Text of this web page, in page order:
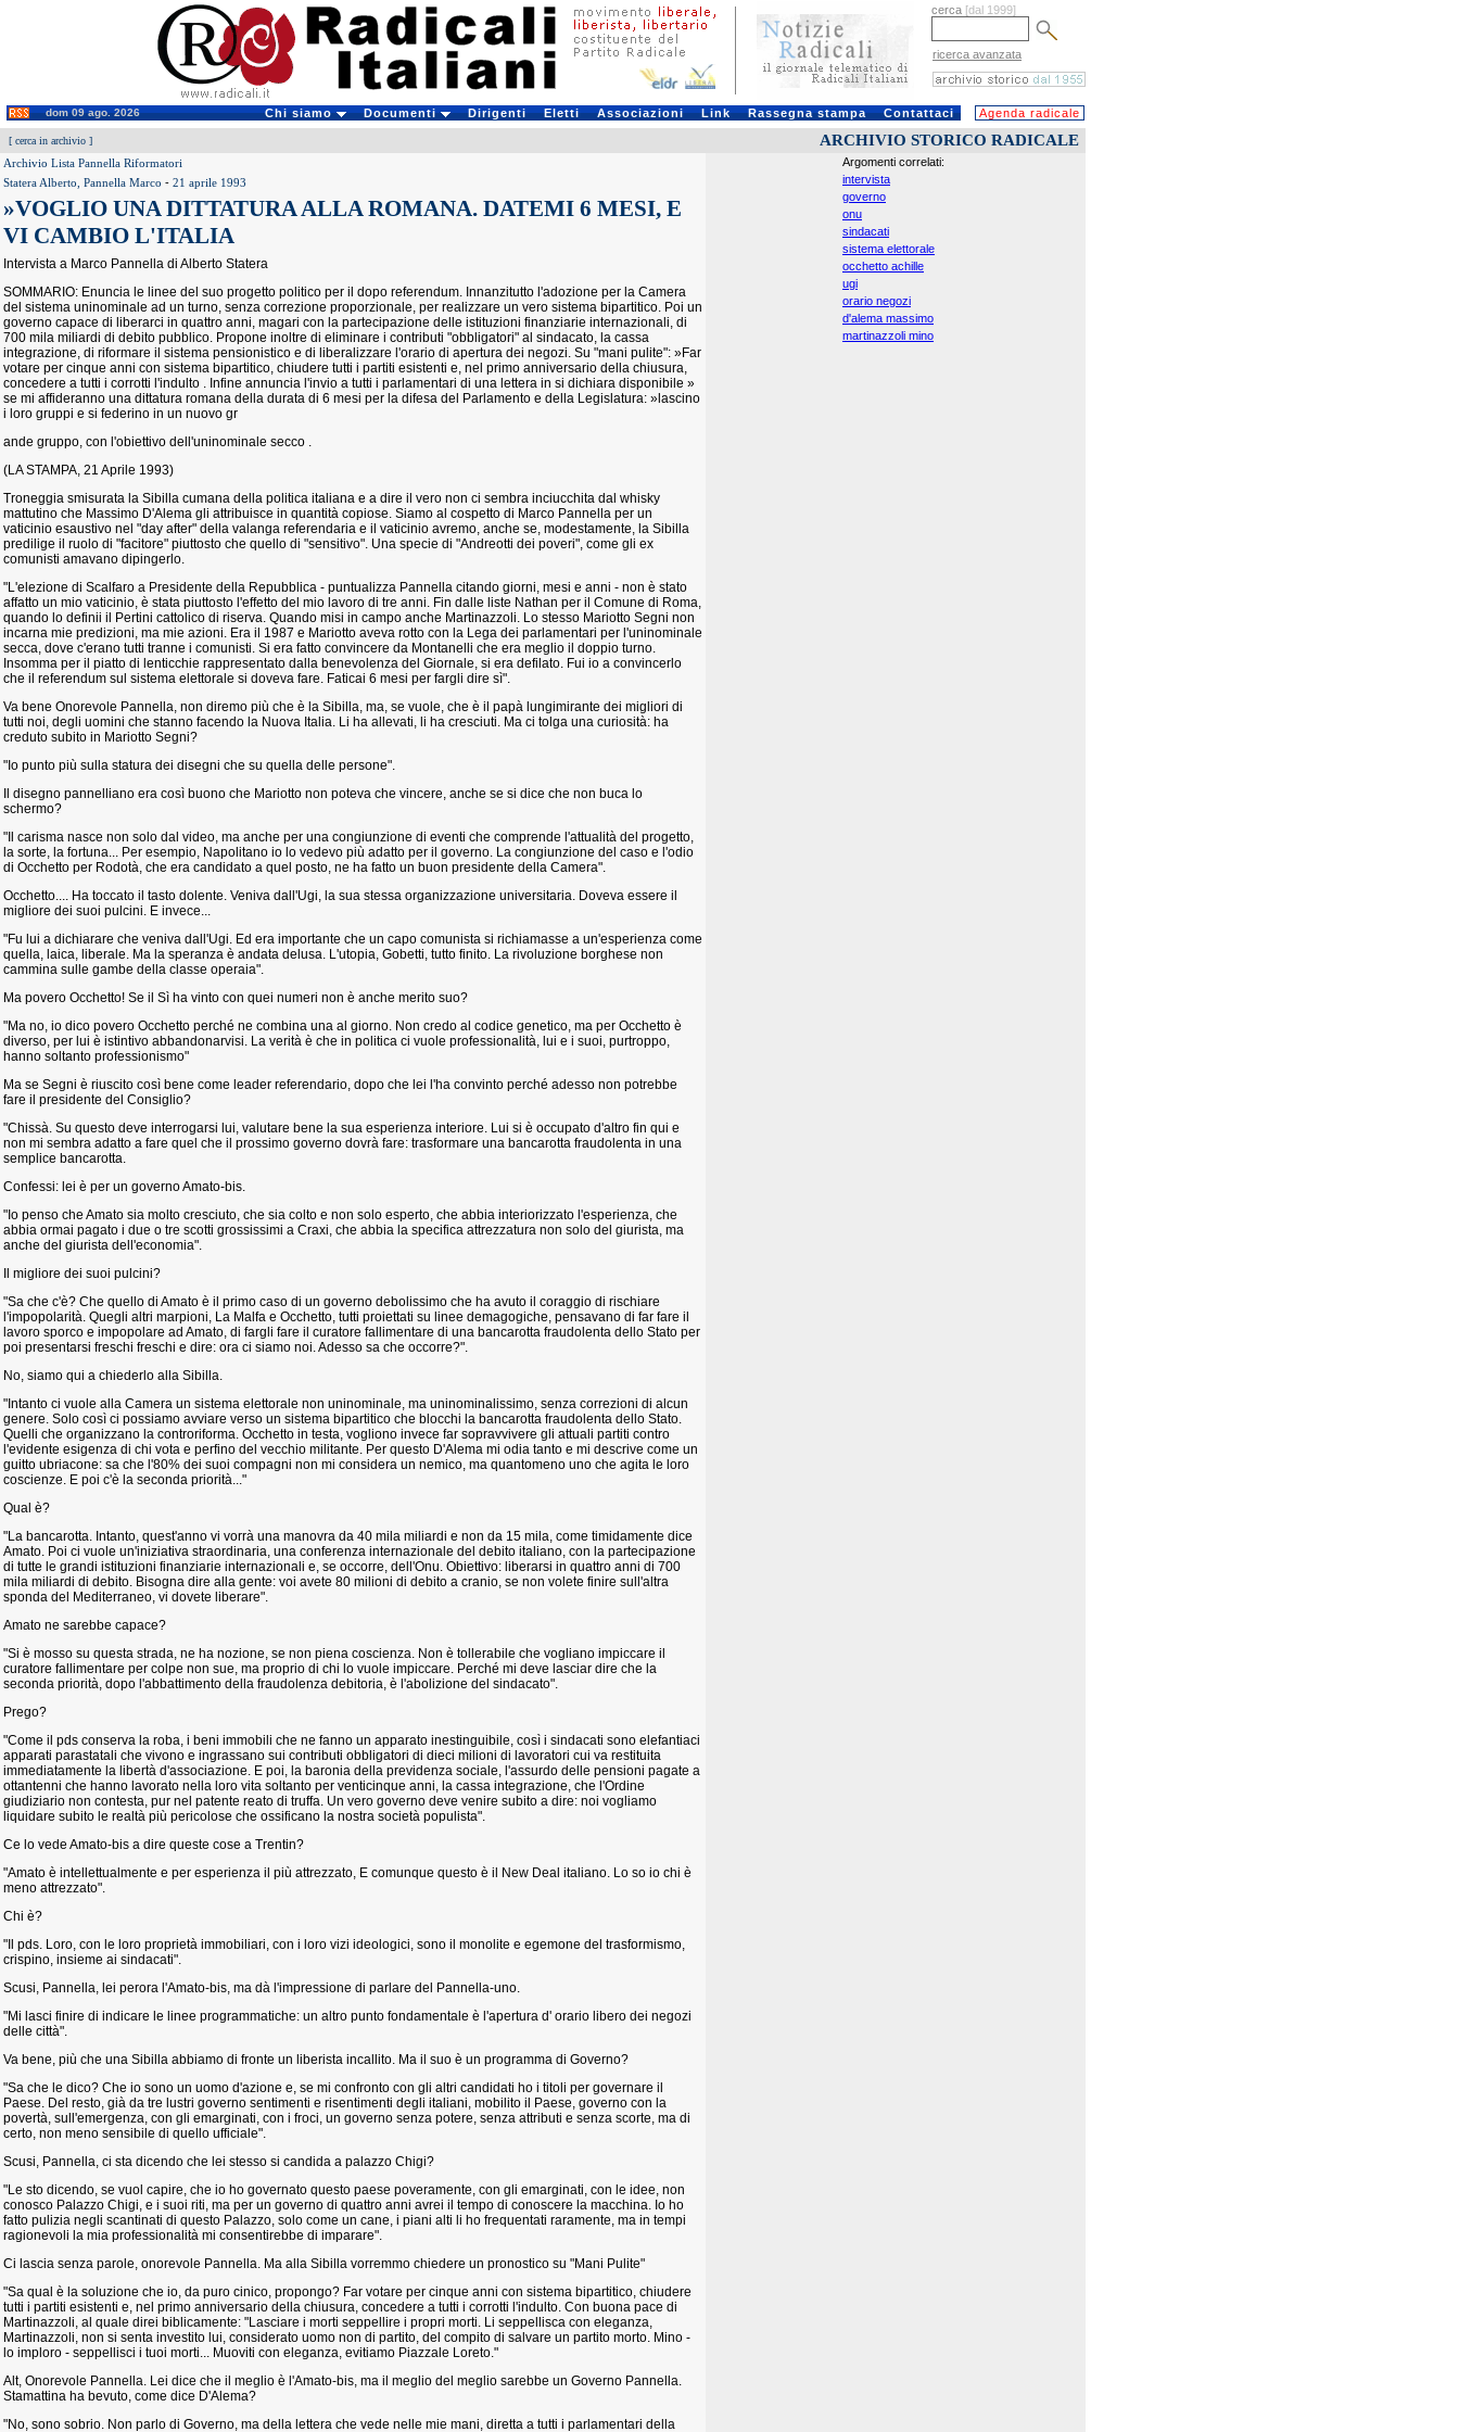
cerca [dal 1999]
ricerca avanzata
dom 09 ago. 2026 Chi siamo Documenti Dirigenti Eletti Associazioni Link Rassegna stampa Contattaci Agenda radicale
[ cerca in archivio ] ARCHIVIO STORICO RADICALE
Archivio Lista Pannella Riformatori
Statera Alberto, Pannella Marco - 21 aprile 1993
»VOGLIO UNA DITTATURA ALLA ROMANA. DATEMI 6 MESI, E
VI CAMBIO L'ITALIA
Intervista a Marco Pannella di Alberto Statera
SOMMARIO: Enuncia le linee del suo progetto politico per il dopo referendum. Innanzitutto l'adozione per la Camera
del sistema uninominale ad un turno, senza correzione proporzionale, per realizzare un vero sistema bipartitico. Poi un
governo capace di liberarci in quattro anni, magari con la partecipazione delle istituzioni finanziarie internazionali, di
700 mila miliardi di debito pubblico. Propone inoltre di eliminare i contributi "obbligatori" al sindacato, la cassa
integrazione, di riformare il sistema pensionistico e di liberalizzare l'orario di apertura dei negozi. Su "mani pulite": »Far
votare per cinque anni con sistema bipartitico, chiudere tutti i partiti esistenti e, nel primo anniversario della chiusura,
concedere a tutti i corrotti l'indulto . Infine annuncia l'invio a tutti i parlamentari di una lettera in si dichiara disponibile »
se mi affideranno una dittatura romana della durata di 6 mesi per la difesa del Parlamento e della Legislatura: »lascino
i loro gruppi e si federino in un nuovo gr
ande gruppo, con l'obiettivo dell'uninominale secco .
(LA STAMPA, 21 Aprile 1993)
Troneggia smisurata la Sibilla cumana della politica italiana e a dire il vero non ci sembra inciucchita dal whisky
mattutino che Massimo D'Alema gli attribuisce in quantità copiose. Siamo al cospetto di Marco Pannella per un
vaticinio esaustivo nel "day after" della valanga referendaria e il vaticinio avremo, anche se, modestamente, la Sibilla
predilige il ruolo di "facitore" piuttosto che quello di "sensitivo". Una specie di "Andreotti dei poveri", come gli ex
comunisti amavano dipingerlo.
"L'elezione di Scalfaro a Presidente della Repubblica - puntualizza Pannella citando giorni, mesi e anni - non è stato
affatto un mio vaticinio, è stata piuttosto l'effetto del mio lavoro di tre anni. Fin dalle liste Nathan per il Comune di Roma,
quando lo definii il Pertini cattolico di riserva. Quando misi in campo anche Martinazzoli. Lo stesso Mariotto Segni non
incarna mie predizioni, ma mie azioni. Era il 1987 e Mariotto aveva rotto con la Lega dei parlamentari per l'uninominale
secca, dove c'erano tutti tranne i comunisti. Si era fatto convincere da Montanelli che era meglio il doppio turno.
Insomma per il piatto di lenticchie rappresentato dalla benevolenza del Giornale, si era defilato. Fui io a convincerlo
che il referendum sul sistema elettorale si doveva fare. Faticai 6 mesi per fargli dire sì".
Va bene Onorevole Pannella, non diremo più che è la Sibilla, ma, se vuole, che è il papà lungimirante dei migliori di
tutti noi, degli uomini che stanno facendo la Nuova Italia. Li ha allevati, li ha cresciuti. Ma ci tolga una curiosità: ha
creduto subito in Mariotto Segni?
"Io punto più sulla statura dei disegni che su quella delle persone".
Il disegno pannelliano era così buono che Mariotto non poteva che vincere, anche se si dice che non buca lo
schermo?
"Il carisma nasce non solo dal video, ma anche per una congiunzione di eventi che comprende l'attualità del progetto,
la sorte, la fortuna... Per esempio, Napolitano io lo vedevo più adatto per il governo. La congiunzione del caso e l'odio
di Occhetto per Rodotà, che era candidato a quel posto, ne ha fatto un buon presidente della Camera".
Occhetto.... Ha toccato il tasto dolente. Veniva dall'Ugi, la sua stessa organizzazione universitaria. Doveva essere il
migliore dei suoi pulcini. E invece...
"Fu lui a dichiarare che veniva dall'Ugi. Ed era importante che un capo comunista si richiamasse a un'esperienza come
quella, laica, liberale. Ma la speranza è andata delusa. L'utopia, Gobetti, tutto finito. La rivoluzione borghese non
cammina sulle gambe della classe operaia".
Ma povero Occhetto! Se il Sì ha vinto con quei numeri non è anche merito suo?
"Ma no, io dico povero Occhetto perché ne combina una al giorno. Non credo al codice genetico, ma per Occhetto è
diverso, per lui è istintivo abbandonarvisi. La verità è che in politica ci vuole professionalità, lui e i suoi, purtroppo,
hanno soltanto professionismo"
Ma se Segni è riuscito così bene come leader referendario, dopo che lei l'ha convinto perché adesso non potrebbe
fare il presidente del Consiglio?
"Chissà. Su questo deve interrogarsi lui, valutare bene la sua esperienza interiore. Lui si è occupato d'altro fin qui e
non mi sembra adatto a fare quel che il prossimo governo dovrà fare: trasformare una bancarotta fraudolenta in una
semplice bancarotta.
Confessi: lei è per un governo Amato-bis.
"Io penso che Amato sia molto cresciuto, che sia colto e non solo esperto, che abbia interiorizzato l'esperienza, che
abbia ormai pagato i due o tre scotti grossissimi a Craxi, che abbia la specifica attrezzatura non solo del giurista, ma
anche del giurista dell'economia".
Il migliore dei suoi pulcini?
"Sa che c'è? Che quello di Amato è il primo caso di un governo debolissimo che ha avuto il coraggio di rischiare
l'impopolarità. Quegli altri marpioni, La Malfa e Occhetto, tutti proiettati su linee demagogiche, pensavano di far fare il
lavoro sporco e impopolare ad Amato, di fargli fare il curatore fallimentare di una bancarotta fraudolenta dello Stato per
poi presentarsi freschi freschi e dire: ora ci siamo noi. Adesso sa che occorre?".
No, siamo qui a chiederlo alla Sibilla.
"Intanto ci vuole alla Camera un sistema elettorale non uninominale, ma uninominalissimo, senza correzioni di alcun
genere. Solo così ci possiamo avviare verso un sistema bipartitico che blocchi la bancarotta fraudolenta dello Stato.
Quelli che organizzano la controriforma. Occhetto in testa, vogliono invece far sopravvivere gli attuali partiti contro
l'evidente esigenza di chi vota e perfino del vecchio militante. Per questo D'Alema mi odia tanto e mi descrive come un
guitto ubriacone: sa che l'80% dei suoi compagni non mi considera un nemico, ma quantomeno uno che agita le loro
coscienze. E poi c'è la seconda priorità..."
Qual è?
"La bancarotta. Intanto, quest'anno vi vorrà una manovra da 40 mila miliardi e non da 15 mila, come timidamente dice
Amato. Poi ci vuole un'iniziativa straordinaria, una conferenza internazionale del debito italiano, con la partecipazione
di tutte le grandi istituzioni finanziarie internazionali e, se occorre, dell'Onu. Obiettivo: liberarsi in quattro anni di 700
mila miliardi di debito. Bisogna dire alla gente: voi avete 80 milioni di debito a cranio, se non volete finire sull'altra
sponda del Mediterraneo, vi dovete liberare".
Amato ne sarebbe capace?
"Si è mosso su questa strada, ne ha nozione, se non piena coscienza. Non è tollerabile che vogliano impiccare il
curatore fallimentare per colpe non sue, ma proprio di chi lo vuole impiccare. Perché mi deve lasciar dire che la
seconda priorità, dopo l'abbattimento della fraudolenza debitoria, è l'abolizione del sindacato".
Prego?
"Come il pds conserva la roba, i beni immobili che ne fanno un apparato inestinguibile, così i sindacati sono elefantiaci
apparati parastatali che vivono e ingrassano sui contributi obbligatori di dieci milioni di lavoratori cui va restituita
immediatamente la libertà d'associazione. E poi, la baronia della previdenza sociale, l'assurdo delle pensioni pagate a
ottantenni che hanno lavorato nella loro vita soltanto per venticinque anni, la cassa integrazione, che l'Ordine
giudiziario non contesta, pur nel patente reato di truffa. Un vero governo deve venire subito a dire: noi vogliamo
liquidare subito le realtà più pericolose che ossificano la nostra società populista".
Ce lo vede Amato-bis a dire queste cose a Trentin?
"Amato è intellettualmente e per esperienza il più attrezzato, E comunque questo è il New Deal italiano. Lo so io chi è
meno attrezzato".
Chi è?
"Il pds. Loro, con le loro proprietà immobiliari, con i loro vizi ideologici, sono il monolite e egemone del trasformismo,
crispino, insieme ai sindacati".
Scusi, Pannella, lei perora l'Amato-bis, ma dà l'impressione di parlare del Pannella-uno.
"Mi lasci finire di indicare le linee programmatiche: un altro punto fondamentale è l'apertura d' orario libero dei negozi
delle città".
Va bene, più che una Sibilla abbiamo di fronte un liberista incallito. Ma il suo è un programma di Governo?
"Sa che le dico? Che io sono un uomo d'azione e, se mi confronto con gli altri candidati ho i titoli per governare il
Paese. Del resto, già da tre lustri governo sentimenti e risentimenti degli italiani, mobilito il Paese, governo con la
povertà, sull'emergenza, con gli emarginati, con i froci, un governo senza potere, senza attributi e senza scorte, ma di
certo, non meno sensibile di quello ufficiale".
Scusi, Pannella, ci sta dicendo che lei stesso si candida a palazzo Chigi?
"Le sto dicendo, se vuol capire, che io ho governato questo paese poveramente, con gli emarginati, con le idee, non
conosco Palazzo Chigi, e i suoi riti, ma per un governo di quattro anni avrei il tempo di conoscere la macchina. Io ho
fatto pulizia negli scantinati di questo Palazzo, solo come un cane, i piani alti li ho frequentati raramente, ma in tempi
ragionevoli la mia professionalità mi consentirebbe di imparare".
Ci lascia senza parole, onorevole Pannella. Ma alla Sibilla vorremmo chiedere un pronostico su "Mani Pulite"
"Sa qual è la soluzione che io, da puro cinico, propongo? Far votare per cinque anni con sistema bipartitico, chiudere
tutti i partiti esistenti e, nel primo anniversario della chiusura, concedere a tutti i corrotti l'indulto. Con buona pace di
Martinazzoli, al quale direi biblicamente: "Lasciare i morti seppellire i propri morti. Li seppellisca con eleganza,
Martinazzoli, non si senta investito lui, considerato uomo non di partito, del compito di salvare un partito morto. Mino -
lo imploro - seppellisci i tuoi morti... Muoviti con eleganza, evitiamo Piazzale Loreto."
Alt, Onorevole Pannella. Lei dice che il meglio è l'Amato-bis, ma il meglio del meglio sarebbe un Governo Pannella.
Stamattina ha bevuto, come dice D'Alema?
"No, sono sobrio. Non parlo di Governo, ma della lettera che vede nelle mie mani, diretta a tutti i parlamentari della
Argomenti correlati:
intervista
governo
onu
sindacati
sistema elettorale
occhetto achille
ugi
orario negozi
d'alema massimo
martinazzoli mino